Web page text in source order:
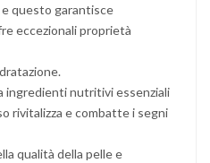
questo garantisce
eccezionali proprietà
ingredienti nutritivi essenziali
rivitalizza e combatte i segni
qualità della pelle e